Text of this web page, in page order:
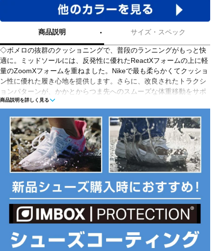
商品説明 サイズ・スペック
◇ボメロの抜群のクッショニングで、普段のランニングがもっと快
適に。ミッドソールには、反発性に優れたReactXフォームの上に軽
量のZoomXフォームを重ねました。Nikeで最も柔らかくてクッショ
ン性に優れた履き心地を提供します。さらに、改良されたトラクシ
ョンパターンが、かかとからつま先へのスムーズな体重移動をサポ
ート。
◇エンジニアードメッシュのアッパー
アッパーにエンジニアードメッシュを使用し、柔らかさと通気性を
確保。
◇2種類の異なる密度のミッドソール
ReactXフォームの上にZoomXフォームを重ねた、2種類の異なる密
度のミッドソール。従来のReactテクノロジーより反発性が13％向
上し、快適な足運びを実現します。
◇アウトソール周りのポッド
アウトソール周りにポッドを配し、素早い動きを可能にするととも
に、かかとからつま先への体重移動をよりスムーズに。
商品説明を詳しく見る